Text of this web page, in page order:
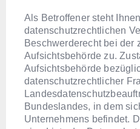
Als Betroffener steht
datenschutzrechtlichen
Beschwerderecht bei der
Aufsichtsbehörde zu.
Aufsichtsbehörde
datenschutzrechtlicher
Bundeslandes, in dem
Unternehmens befindet.